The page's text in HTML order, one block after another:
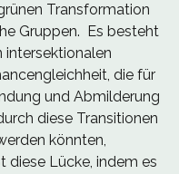
Transformation
Gruppen. Es besteht
intersektionalen
die für
und Abmilderung
diese Transitionen
könnten,
diese Lücke, indem es